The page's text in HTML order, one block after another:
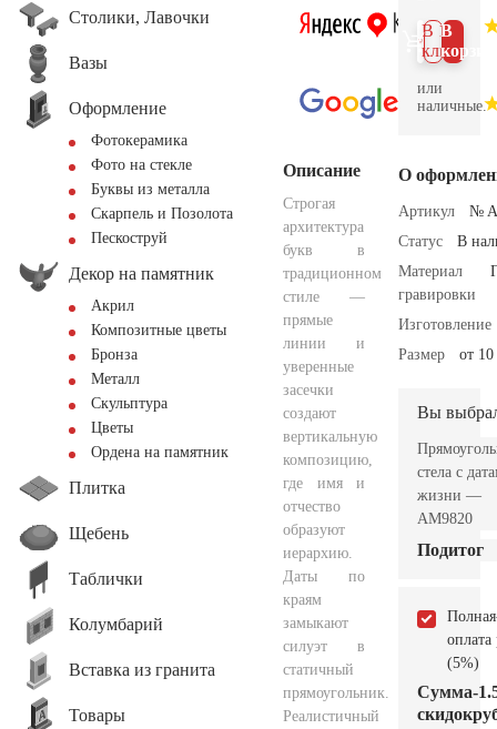
Столики, Лавочки
Вазы
Оформление
Фотокерамика
Фото на стекле
Буквы из металла
Скарпель и Позолота
Пескоструй
Декор на памятник
Акрил
Композитные цветы
Бронза
Металл
Скульптура
Цветы
Ордена на памятник
Плитка
Щебень
Таблички
Колумбарий
Вставка из гранита
Товары
Описание
Строгая
архитектура
букв в
традиционном
стиле —
прямые
линии и
уверенные
засечки
создают
вертикальную
композицию,
где имя и
отчество
образуют
иерархию.
Даты по
краям
замыкают
силуэт в
статичный
прямоугольник.
Реалистичный
В
В 1
клик
или
наличные.
О
Артикул
№
Статус
В
Материал
гравировки
Изготовление
Размер
от
Вы
стела с
жизни —
AM9820
Подитог
Полная
оплата
(5%)
Сумма
скидок
-